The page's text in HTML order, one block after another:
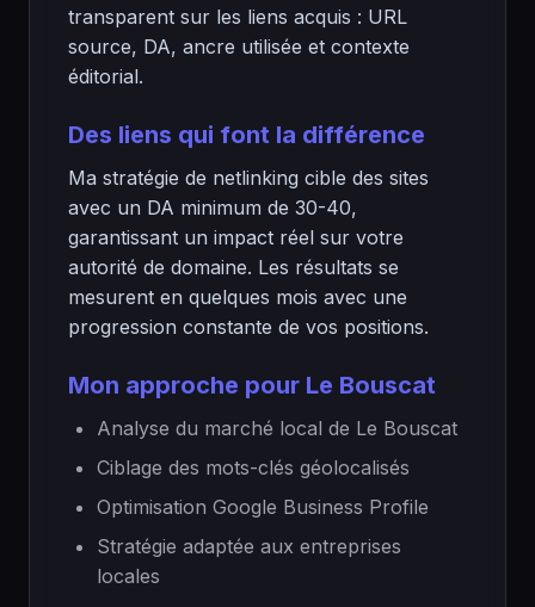
transparent sur les liens acquis : URL
source, DA, ancre utilisée et contexte
éditorial.
Des liens qui font la différence
Ma stratégie de netlinking cible des sites
avec un DA minimum de 30-40,
garantissant un impact réel sur votre
autorité de domaine. Les résultats se
mesurent en quelques mois avec une
progression constante de vos positions.
Mon approche pour Le Bouscat
Analyse du marché local de Le Bouscat
Ciblage des mots-clés géolocalisés
Optimisation Google Business Profile
Stratégie adaptée aux entreprises
locales